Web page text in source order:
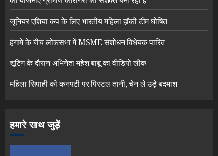
जूनियर एशिया कप के लिए भारतीय महिला हॉकी टीम घोषित
हंगामे के बीच लोकसभा में MSME संशोधन विधेयक पारित
शूटिंग के दौरान अभिनेता महेश बाबू का वीडियो लीक
महिला सिपाही की कनपटी पर पिस्टल तानी, चेन ले उड़े बदमाश
हमारे साथ जुड़ें